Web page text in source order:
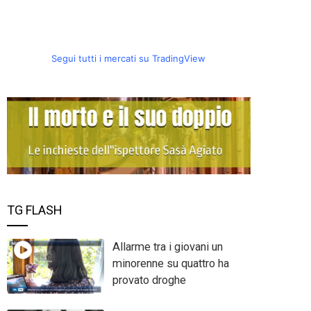
Segui tutti i mercati su TradingView
TG FLASH
Allarme tra i giovani un
minorenne su quattro ha
provato droghe